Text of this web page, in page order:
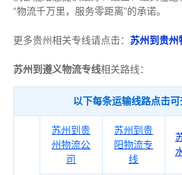
“物流千万里，服务零距离”的承诺。
更多贵州相关专线请点击： 苏州到贵州
苏州到遵义物流专线相关路线：
以下每条运输线路点击
苏州到贵
州物流公
司
苏州到贵
阳物流专
线